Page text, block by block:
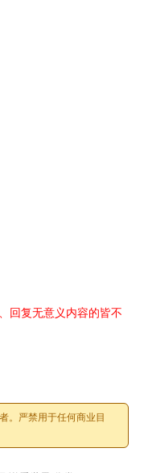
回复无意义内容的皆不
。严禁用于任何商业目